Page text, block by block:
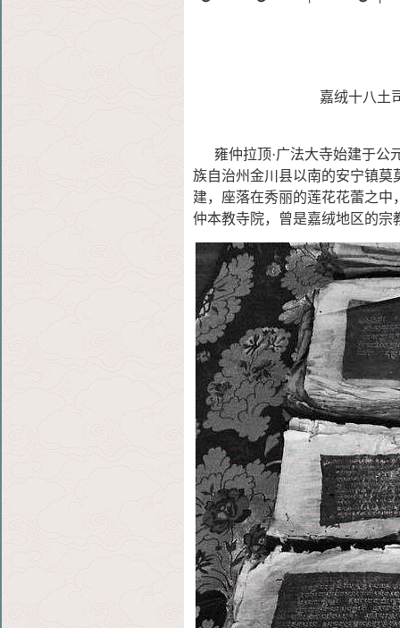
嘉绒十八土
雍仲拉顶·广法大寺始建于公
族自治州金川县以南的安宁镇莫
建，座落在秀丽的莲花花蕾之中
仲本教寺院，曾是嘉绒地区的宗